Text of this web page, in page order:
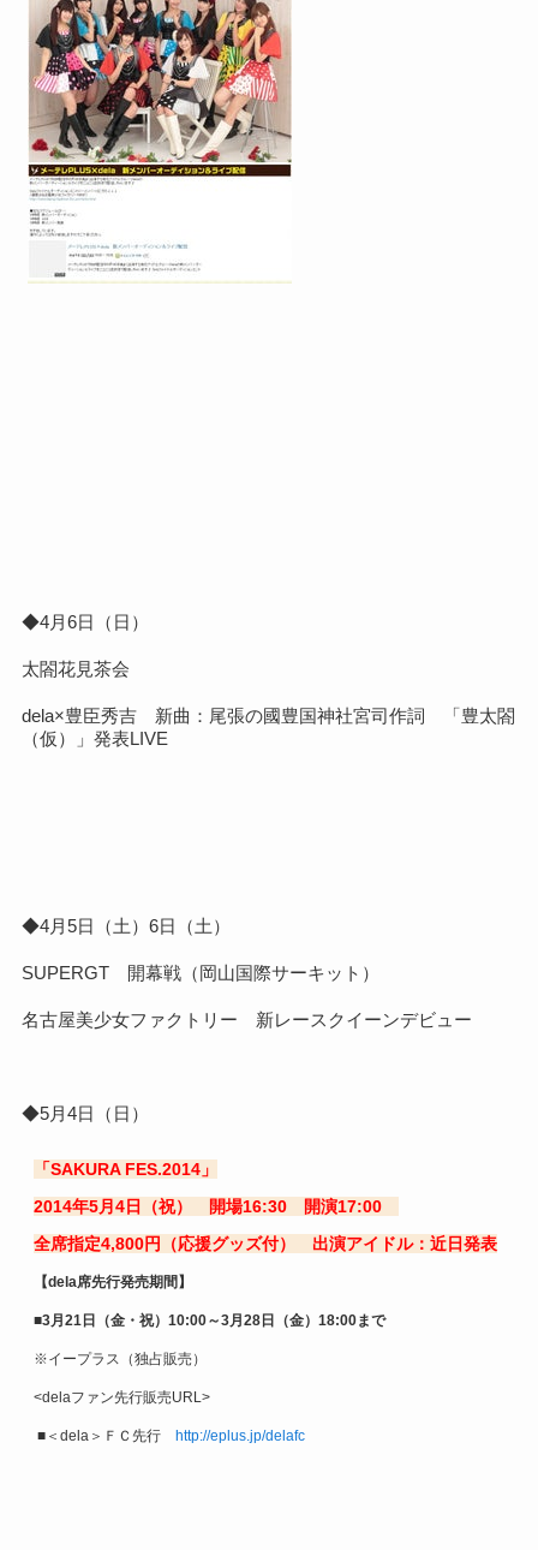
◆4月6日（日）
太閤花見茶会
dela×豊臣秀吉 新曲：尾張の國豊国神社宮司作詞 「豊太閤
（仮）」発表LIVE
◆4月5日（土）6日（土）
SUPERGT 開幕戦（岡山国際サーキット）
名古屋美少女ファクトリー 新レースクイーンデビュー
◆5月4日（日）
「SAKURA FES.2014」
2014年5月4日（祝）
開場16:30 開演17:00
全席指定4,800円（応援グッズ付） 出演アイドル：近日発表
【dela席先行発売期間】
■3月 21日（金・祝） 10:00～3月 28日（金） 18:00まで
※イープラス（独占販売）
<delaファン先行販売URL>
■＜dela＞ＦＣ先行 http://eplus.jp/delafc